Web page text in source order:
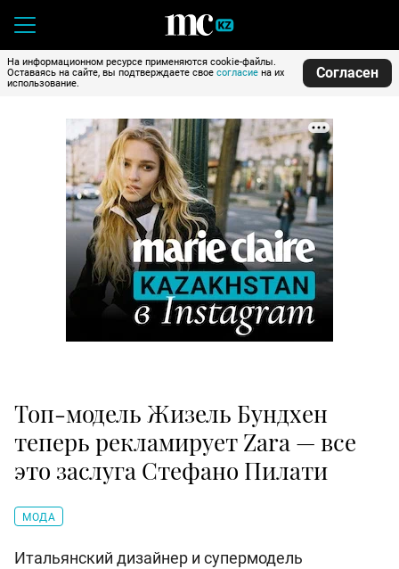
На информационном ресурсе применяются cookie-файлы.
Оставаясь на сайте, вы подтверждаете свое согласие на их
использование.
Согласен
Топ-модель Жизель Бундхен
теперь рекламирует Zara — все
это заслуга Стефано Пилати
МОДА
Итальянский дизайнер и супермодель